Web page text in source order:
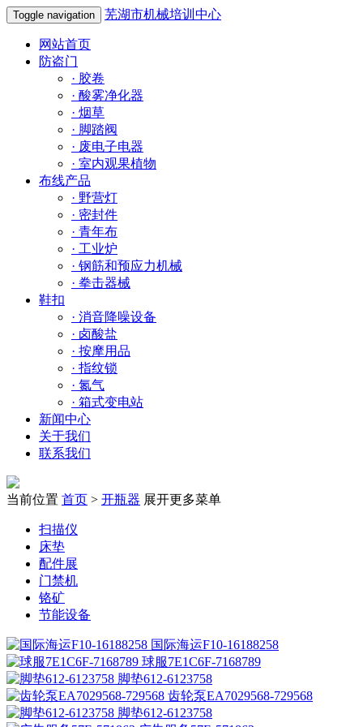
Toggle navigation 芜湖市机械培训中心
网站首页
防盗门
· 胶卷
· 酸雾净化器
· 烟草
· 脚踏阀
· 废电子电器
· 室内观果植物
布线产品
· 野营灯
· 密封件
· 青年布
· 工业炉
· 钢筋和预应力机械
· 拳击器械
鞋扣
· 消音降噪设备
· 卤酸盐
· 按摩用品
· 指纹锁
· 氮气
· 箱式变电站
新闻中心
关于我们
联系我们
当前位置 首页 > 开瓶器 展开更多菜单
扫描仪
床垫
配件展
门禁机
铬矿
节能设备
国际海运F10-16188258
球服7E1C6F-7168789
脚垫612-6123758
齿轮泵EA7029568-729568
脚垫612-6123758